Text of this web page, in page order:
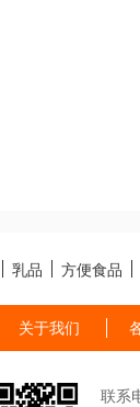
乳品 方便食品
关于我们
联系